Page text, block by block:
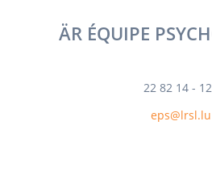
ÄR ÉQUIPE
22 82 14 -
eps@lrsl.lu